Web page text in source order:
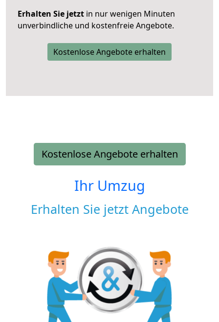
Erhalten Sie jetzt in nur wenigen Minuten
unverbindliche und kostenfreie Angebote.
Kostenlose Angebote erhalten
Kostenlose Angebote erhalten
Ihr Umzug
Erhalten Sie jetzt Angebote